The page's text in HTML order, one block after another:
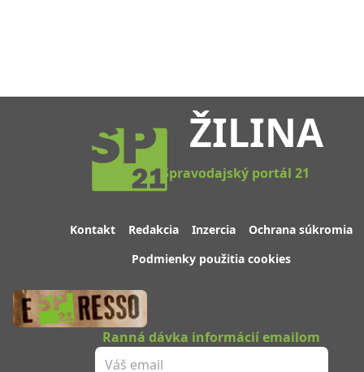
ŽILINA
Spravodajský portál 21
Kontakt Redakcia Inzercia
Ochrana súkromia
Podmienky použitia cookies
Ranná dávka informácií emailom